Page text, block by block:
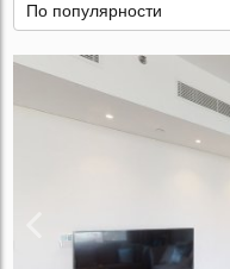
По популярности